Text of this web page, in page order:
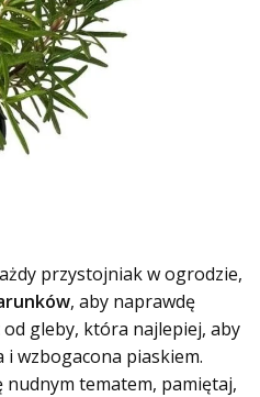
przystojniak w ogrodzie,
, aby naprawdę
od gleby, która najlepiej, aby
i wzbogacona piaskiem.
nudnym tematem, pamiętaj,